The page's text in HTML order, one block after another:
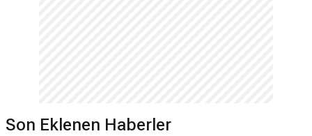
Son Eklenen Haberler